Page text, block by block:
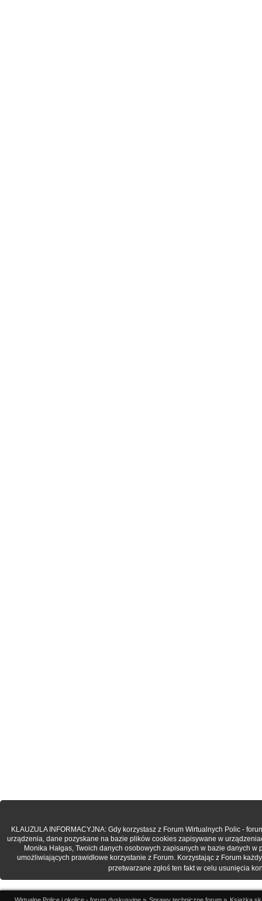
KLAUZULA INFORMACYJNA: Gdy korzystasz z Forum Wirtualnych Polic -
urządzenia, dane pozyskane na bazie plików cookies zapisywane w
Monika Hałgas, Twoich danych osobowych zapisanych w bazie danych
umożliwiających prawidłowe korzystanie z Forum. Korzystając z Forum
przetwarzane zgłoś ten fakt w celu usunięcia